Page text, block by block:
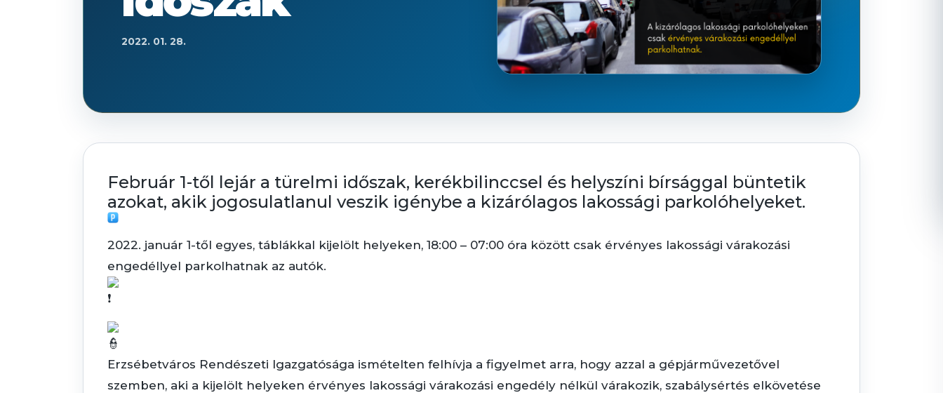
2022. 01. 28.
Február 1-től lejár a türelmi időszak, kerékbilinccsel és helyszíni bírsággal büntetik
azokat, akik jogosulatlanul veszik igénybe a kizárólagos lakossági parkolóhelyeket.
2022. január 1-től egyes, táblákkal kijelölt helyeken, 18:00 – 07:00 óra között csak érvényes lakossági várakozási
engedéllyel parkolhatnak az autók.
Erzsébetváros Rendészeti Igazgatósága ismételten felhívja a figyelmet arra, hogy azzal a gépjárművezetővel
szemben, aki a kijelölt helyeken érvényes lakossági várakozási engedély nélkül várakozik, szabálysértés elkövetése